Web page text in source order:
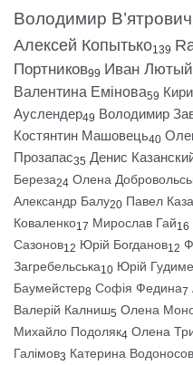
Володимир В’ятрович
Алексей Копытько139
Портников99 Иван Лютый
Валентина Емінова59
Ауслендер49 Володимир
Костянтин Машовець40
Прозапас35 Денис
Береза24 Олена
Александр Балу20 Павел
Коваленко17 Мирослав Гай16
Сазонов12 Юрій Богданов12
Загребельська10 Юрій
Баумейстер8 Софія Федина7
Валерій Калниш5 Олена
Михайло Подоляк4 Олена
Галімов3 Катерина